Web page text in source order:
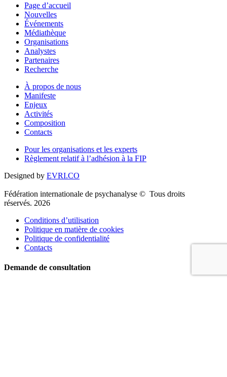
Page d’accueil
Nouvelles
Événements
Médiathèque
Organisations
Analystes
Partenaires
Recherche
À propos de nous
Manifeste
Enjeux
Activités
Composition
Contacts
Pour les organisations et les experts
Règlement relatif à l’adhésion à la FIP
Designed by EVRI.CO
Fédération internationale de psychanalyse © Tous droits
réservés. 2026
Conditions d’utilisation
Politique en matière de cookies
Politique de confidentialité
Contacts
Demande de consultation